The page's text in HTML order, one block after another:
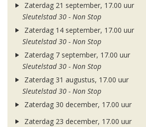
Zaterdag 21 september, 17.00 uur
Sleutelstad 30 - Non Stop
Zaterdag 14 september, 17.00 uur
Sleutelstad 30 - Non Stop
Zaterdag 7 september, 17.00 uur
Sleutelstad 30 - Non Stop
Zaterdag 31 augustus, 17.00 uur
Sleutelstad 30 - Non Stop
Zaterdag 30 december, 17.00 uur
Zaterdag 23 december, 17.00 uur